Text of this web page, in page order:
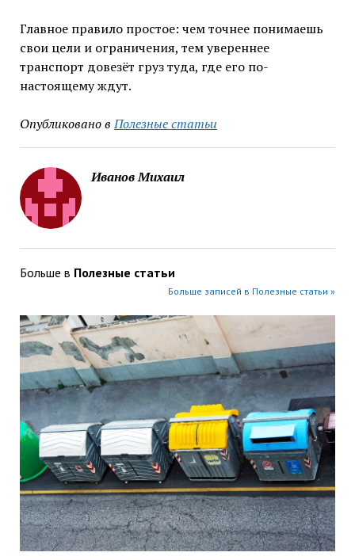
Главное правило простое: чем точнее понимаешь
свои цели и ограничения, тем увереннее
транспорт довезёт груз туда, где его по-
настоящему ждут.
Опубликовано в Полезные статьи
Иванов Михаил
Больше в Полезные статьи
Больше записей в Полезные статьи »